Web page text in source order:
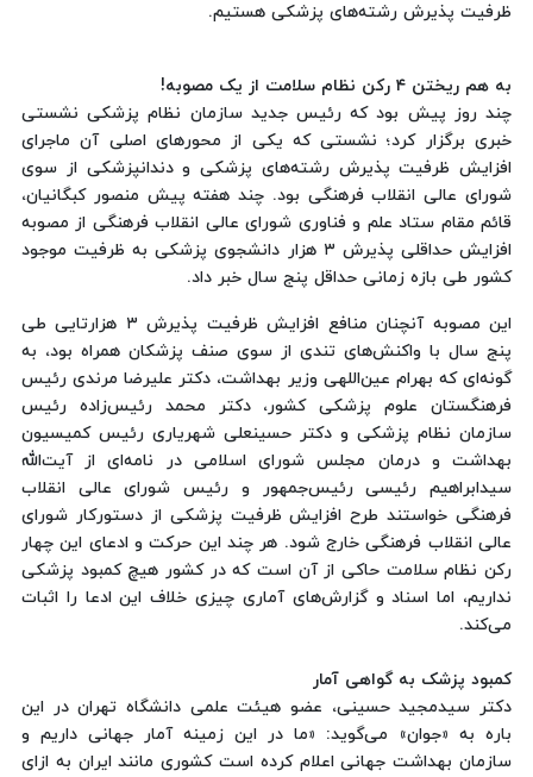
ظرفیت پذیرش رشته‌های پزشکی هستیم.
به هم ریختن ۴ رکن نظام سلامت از یک مصوبه!
چند روز پیش بود که رئیس جدید سازمان نظام پزشکی نشستی
خبری برگزار کرد؛ نشستی که یکی از محور‌های اصلی آن ماجرای
افزایش ظرفیت پذیرش رشته‌های پزشکی و دندانپزشکی از سوی
شورای عالی انقلاب فرهنگی بود. چند هفته پیش منصور کبگانیان،
قائم مقام ستاد علم و فناوری شورای عالی انقلاب فرهنگی از مصوبه
افزایش حداقلی پذیرش ۳ هزار دانشجوی پزشکی به ظرفیت موجود
کشور طی بازه زمانی حداقل پنج سال خبر داد.
این مصوبه آنچنان منافع افزایش ظرفیت پذیرش ۳ هزارتایی طی
پنج سال با واکنش‌های تندی از سوی صنف پزشکان همراه بود، به
گونه‌ای که بهرام عین‌اللهی وزیر بهداشت، دکتر علیرضا مرندی رئیس
فرهنگستان علوم پزشکی کشور، دکتر محمد رئیس‌زاده رئیس
سازمان نظام پزشکی و دکتر حسینعلی شهریاری رئیس کمیسیون
بهداشت و درمان مجلس شورای اسلامی در نامه‌ای از آیت‌الله
سیدابراهیم رئیسی رئیس‌جمهور و رئیس شورای عالی انقلاب
فرهنگی خواستند طرح افزایش ظرفیت پزشکی از دستورکار شورای
عالی انقلاب فرهنگی خارج شود. هر چند این حرکت و ادعای این چهار
رکن نظام سلامت حاکی از آن است که در کشور هیچ کمبود پزشکی
نداریم، اما اسناد و گزارش‌های آماری چیزی خلاف این ادعا را اثبات
می‌کند.
کمبود پزشک به گواهی آمار
دکتر سیدمجید حسینی، عضو هیئت علمی دانشگاه تهران در این
باره به «جوان» می‌گوید: «ما در این زمینه آمار جهانی داریم و
سازمان بهداشت جهانی اعلام کرده است کشوری مانند ایران به ازای